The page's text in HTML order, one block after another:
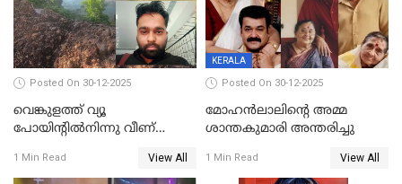
Posted On 30-12-2025
വെങ്കുളത്ത് വ്യൂ
പോയിന്റിൽനിന്നു വീണ്
1 Min Read View All
KERALA
Posted On 30-12-2025
മോഹന്‍ലാലിന്‍റെ അമ്മ
ശാന്തകുമാരി അന്തരിച്ചു
1 Min Read View All